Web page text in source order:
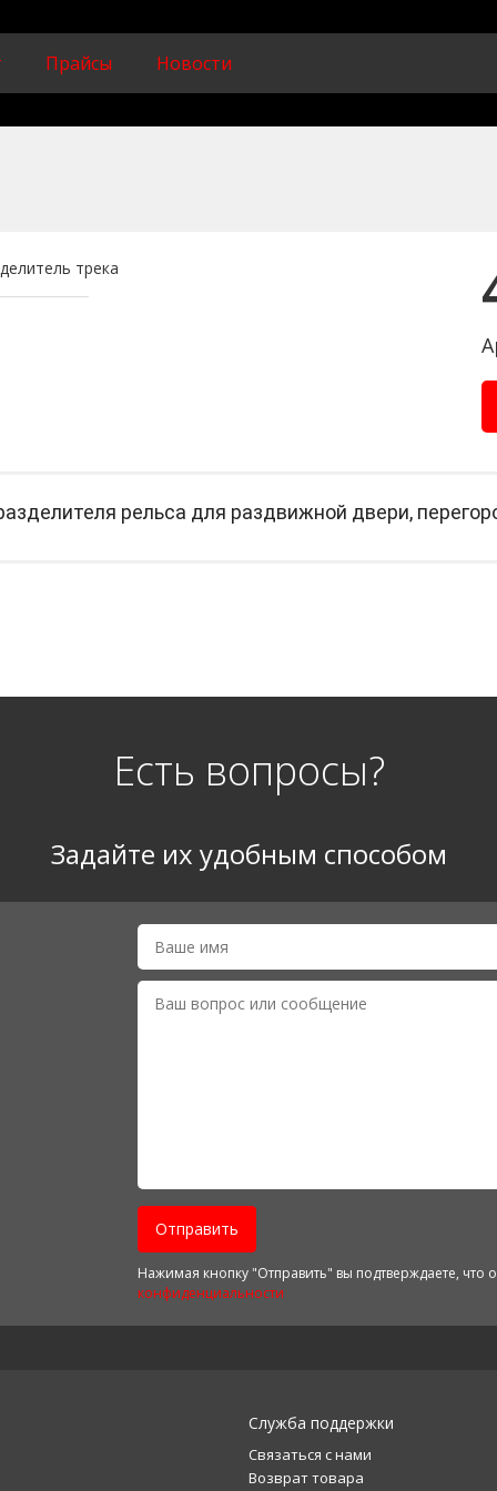
Прайсы Новости
рельса для раздвижной двери,
Есть вопросы?
Задайте их удобным способом
Отправить
Нажимая кнопку "Отправить" вы подтверждаете, что
конфиденциальности
Служба поддержки
Связаться с нами
Возврат товара